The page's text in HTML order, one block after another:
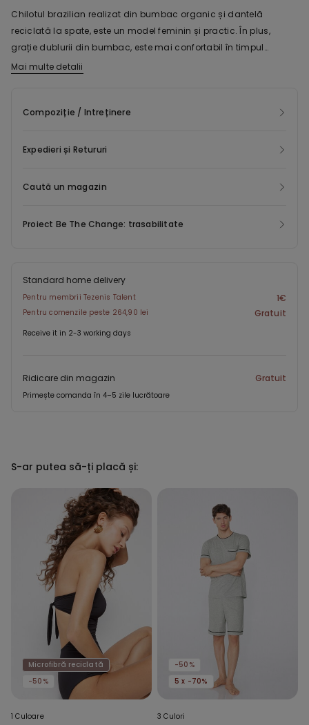
Chilotul brazilian realizat din bumbac organic și dantelă
reciclată la spate, este un model feminin și practic. În plus,
grație dublurii din bumbac, este mai confortabil în timpul
purtării. Chilotul brazilian din bumbac și dantelă fără cusături,
Poliamida dantelei acestui produs este realizată cu fir 100%
ajuns încă la consumatorul final.
organice. Practicile de cultivare a bumbacului organic presupun
absența pesticidelor nocive pentru mediu și om, respectarea
bumbacului, precum și respectarea terenului cultivat și
Mai multe detalii
Compoziție / Intreținere
Expedieri și Retururi
Caută un magazin
Proiect Be The Change: trasabilitate
Standard home delivery
Pentru membrii Tezenis Talent 1€
Pentru comenzile peste 264,90 lei Gratuit
Receive it in 2-3 working days
Ridicare din magazin Gratuit
Primește comanda în 4–5 zile lucrătoare
S-ar putea să-ți placă și:
Microfibră reciclată
-50%
1 Culoare
-50%
5 x -70%
3 Culori